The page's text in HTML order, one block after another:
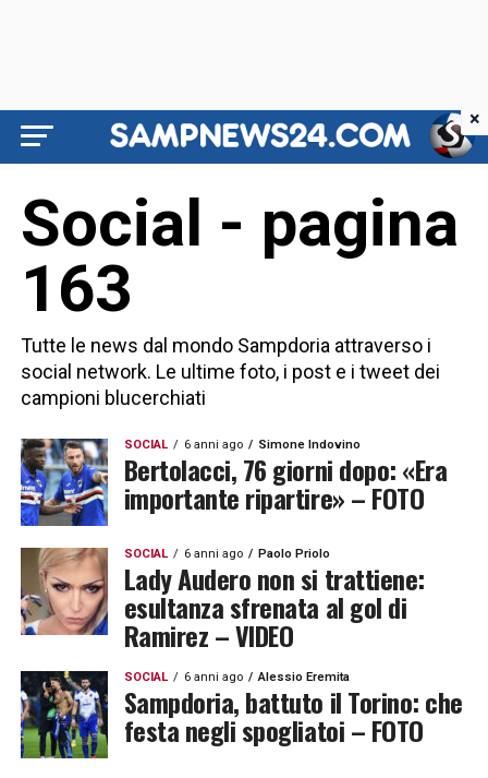
Social - pagina
163
Tutte le news dal mondo Sampdoria attraverso i
social network. Le ultime foto, i post e i tweet dei
campioni blucerchiati
SOCIAL 6 anni ago Simone Indovino
Bertolacci, 76 giorni dopo: «Era
importante ripartire» – FOTO
SOCIAL 6 anni ago Paolo Priolo
Lady Audero non si trattiene:
esultanza sfrenata al gol di
Ramirez – VIDEO
SOCIAL 6 anni ago Alessio Eremita
Sampdoria, battuto il Torino: che
festa negli spogliatoi – FOTO
×